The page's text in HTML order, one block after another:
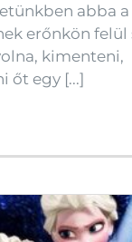
abba a
erőnkön felül
kimenteni,
őt egy [...]